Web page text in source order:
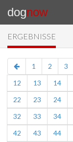
dognow
ERGEBNISSE
1 2 3
12
13 14
22
23 24
32
33 34
42
43 44